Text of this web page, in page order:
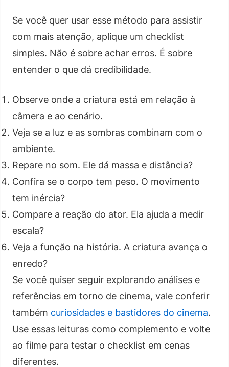
Se você quer usar esse método para assistir
com mais atenção, aplique um checklist
simples. Não é sobre achar erros. É sobre
entender o que dá credibilidade.
Observe onde a criatura está em relação à
câmera e ao cenário.
Veja se a luz e as sombras combinam com o
ambiente.
Repare no som. Ele dá massa e distância?
Confira se o corpo tem peso. O movimento
tem inércia?
Compare a reação do ator. Ela ajuda a medir
escala?
Veja a função na história. A criatura avança o
enredo?
Se você quiser seguir explorando análises e
referências em torno de cinema, vale conferir
também curiosidades e bastidores do cinema.
Use essas leituras como complemento e volte
ao filme para testar o checklist em cenas
diferentes.